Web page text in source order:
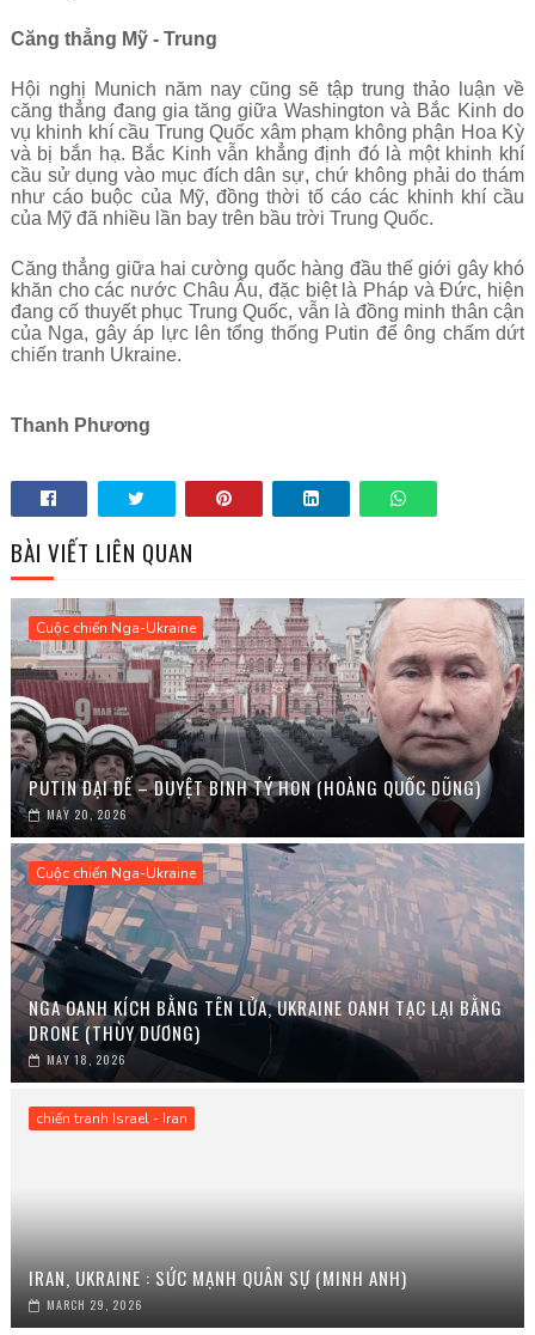
Căng thẳng Mỹ - Trung
Hội nghị Munich năm nay cũng sẽ tập trung thảo luận về
căng thẳng đang gia tăng giữa Washington và Bắc Kinh do
vụ khinh khí cầu Trung Quốc xâm phạm không phận Hoa Kỳ
và bị bắn hạ. Bắc Kinh vẫn khẳng định đó là một khinh khí
cầu sử dụng vào mục đích dân sự, chứ không phải do thám
như cáo buộc của Mỹ, đồng thời tố cáo các khinh khí cầu
của Mỹ đã nhiều lần bay trên bầu trời Trung Quốc.
Căng thẳng giữa hai cường quốc hàng đầu thế giới gây khó
khăn cho các nước Châu Âu, đặc biệt là Pháp và Đức, hiện
đang cố thuyết phục Trung Quốc, vẫn là đồng minh thân cận
của Nga, gây áp lực lên tổng thống Putin để ông chấm dứt
chiến tranh Ukraine.
Thanh Phương
BÀI VIẾT LIÊN QUAN
Cuộc chiến Nga-Ukraine
PUTIN ĐẠI ĐẾ – DUYỆT BINH TÝ HON (HOÀNG QUỐC DŨNG)
MAY 20, 2026
Cuộc chiến Nga-Ukraine
NGA OANH KÍCH BẰNG TÊN LỬA, UKRAINE OANH TẠC LẠI BẰNG
DRONE (THÙY DƯƠNG)
MAY 18, 2026
chiến tranh Israel - Iran
IRAN, UKRAINE : SỨC MẠNH QUÂN SỰ (MINH ANH)
MARCH 29, 2026